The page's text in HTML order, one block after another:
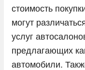
Skoda
Solaris
Sollers
SsangYong
стоимость
могут
услуг
предлагающих
автомобили.